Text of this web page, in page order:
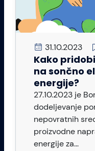
31.10.2023
Kako
na sončno
energije?
27.10.2023 je
dodeljevanje
nepovratnih
proizvodne
energije za...